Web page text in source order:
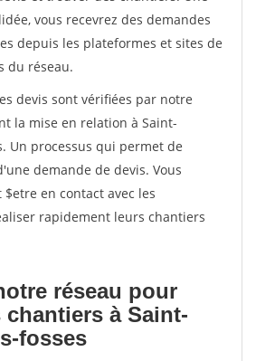
vous recevrez des demandes
depuis les plateformes et sites de
du réseau.
devis sont vérifiées par notre
la mise en relation à Saint-
Un processus qui permet de
demande de devis. Vous
en contact avec les
rapidement leurs chantiers
réseau pour
à Saint-
fosses